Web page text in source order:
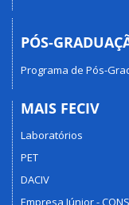
PÓS-
Programa de Pós-
MAIS FECIV
Laboratórios
PET
DACIV
Empresa Júnior -